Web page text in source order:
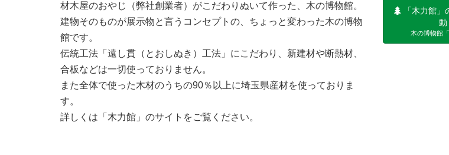
材木屋のおやじ（弊社創業者）がこだわりぬいて作った、木の博物館。
建物そのものが展示物と言うコンセプトの、ちょっと変わった木の博物
館です。
伝統工法「遠し貫（とおしぬき）工法」にこだわり、新建材や断熱材、
合板などは一切使っておりません。
また全体で使った木材のうちの90％以上に埼玉県産材を使っておりま
す。
詳しくは「木力館」のサイトをご覧ください。
「木力館
動
木の博物館「